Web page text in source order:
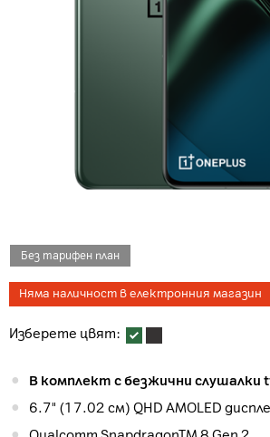
Без тарифен план
Няма наличност в електронния магазин
Изберете цвят:
В комплект с безжични слушалки
6.7" (17.02 см) QHD AMOLED